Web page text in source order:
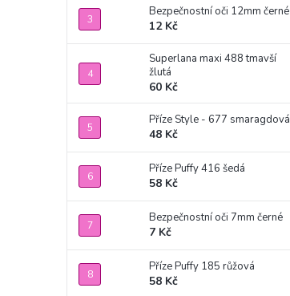
Bezpečnostní oči 12mm černé
12 Kč
Superlana maxi 488 tmavší
žlutá
60 Kč
Příze Style - 677 smaragdová
48 Kč
Příze Puffy 416 šedá
58 Kč
Bezpečnostní oči 7mm černé
7 Kč
Příze Puffy 185 růžová
58 Kč